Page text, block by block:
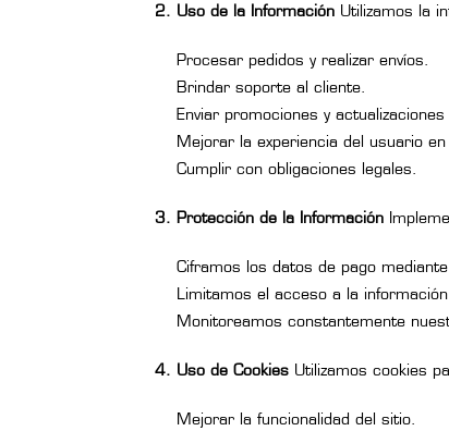
2. Uso de la Información Utilizamos la
Procesar pedidos y realizar envíos.
Brindar soporte al cliente.
Enviar promociones y
Mejorar la experiencia del usuario
Cumplir con obligaciones legales.
3. Protección de la Información
Ciframos los datos de pago
Limitamos el acceso a la
Monitoreamos constantemente
4. Uso de Cookies Utilizamos cookies
Mejorar la funcionalidad del sitio.